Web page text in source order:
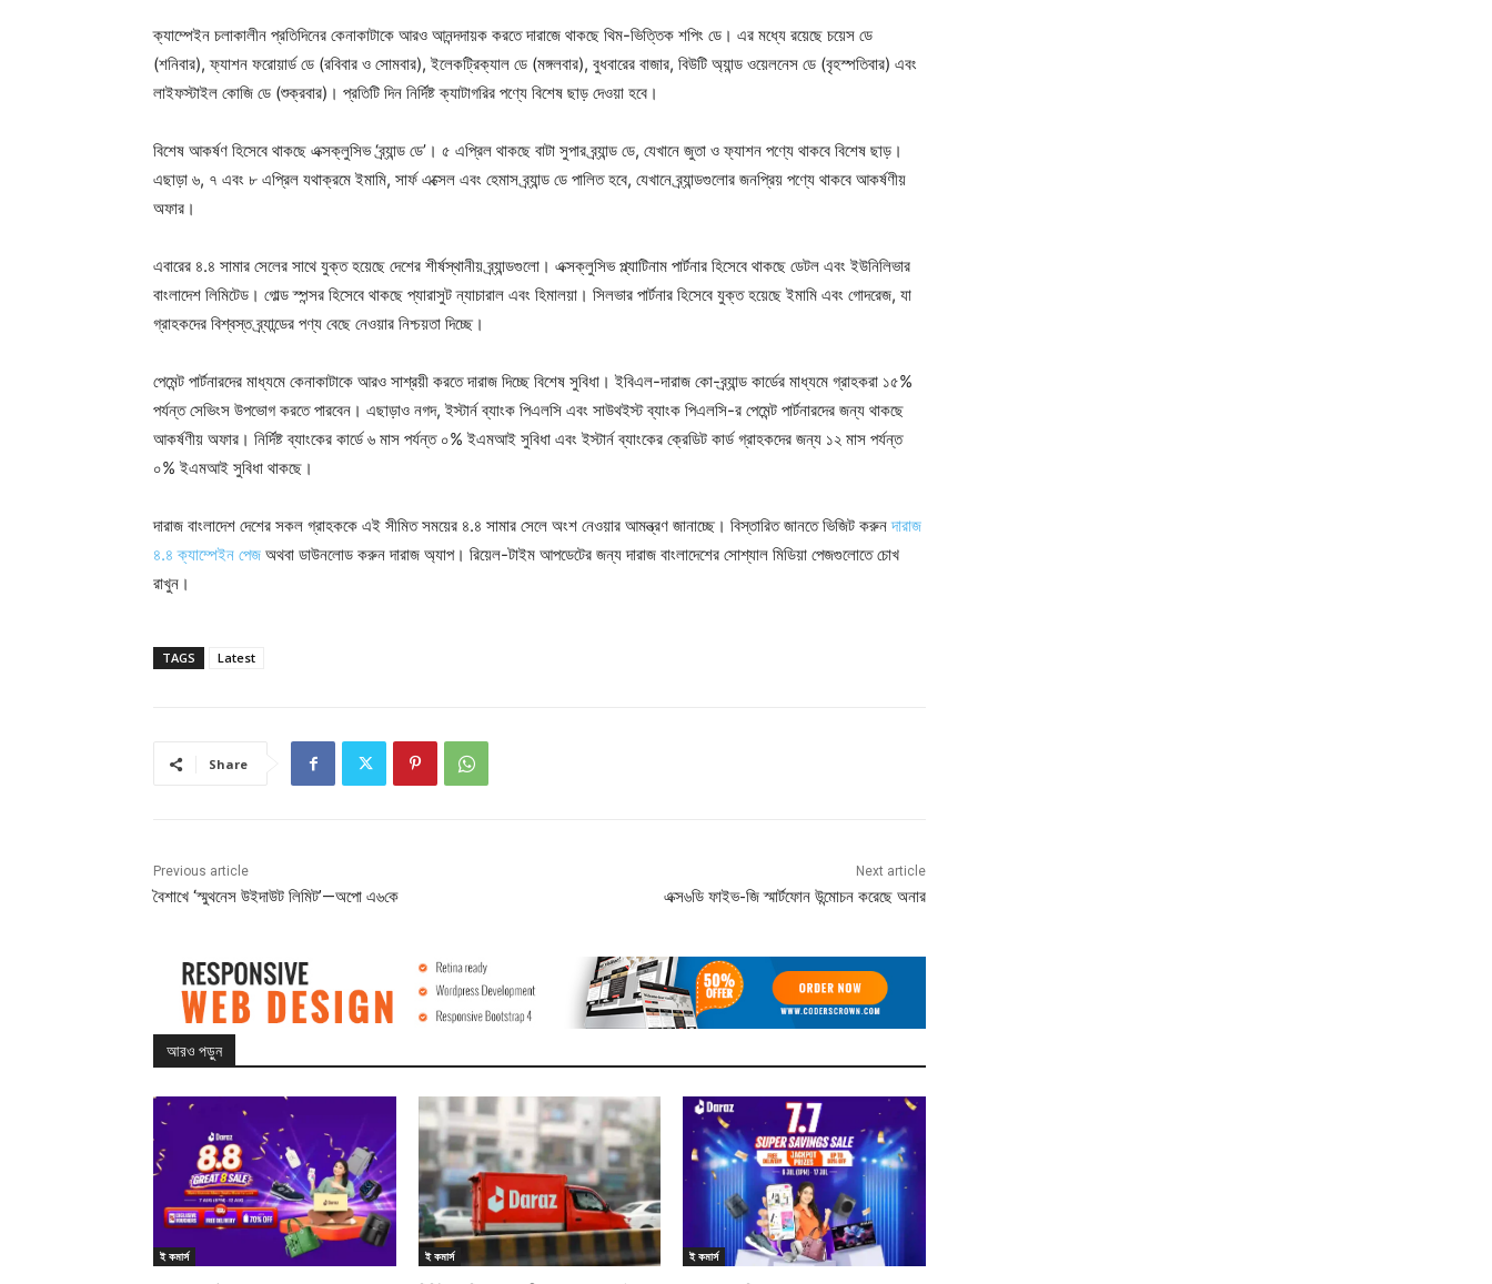
ক্যাম্পেইন চলাকালীন প্রতিদিনের কেনাকাটাকে আরও আনন্দদায়ক করতে দারাজে থাকছে থিম-ভিত্তিক শপিং ডে। এর মধ্যে রয়েছে চয়েস ডে
(শনিবার), ফ্যাশন ফরোয়ার্ড ডে (রবিবার ও সোমবার), ইলেকট্রিক্যাল ডে (মঙ্গলবার), বুধবারের বাজার, বিউটি অ্যান্ড ওয়েলনেস ডে (বৃহস্পতিবার) এবং
লাইফস্টাইল কোজি ডে (শুক্রবার)। প্রতিটি দিন নির্দিষ্ট ক্যাটাগরির পণ্যে বিশেষ ছাড় দেওয়া হবে।
বিশেষ আকর্ষণ হিসেবে থাকছে এক্সক্লুসিভ ‘ব্র্যান্ড ডে’। ৫ এপ্রিল থাকছে বাটা সুপার ব্র্যান্ড ডে, যেখানে জুতা ও ফ্যাশন পণ্যে থাকবে বিশেষ ছাড়।
এছাড়া ৬, ৭ এবং ৮ এপ্রিল যথাক্রমে ইমামি, সার্ফ এক্সেল এবং হেমাস ব্র্যান্ড ডে পালিত হবে, যেখানে ব্র্যান্ডগুলোর জনপ্রিয় পণ্যে থাকবে আকর্ষণীয়
অফার।
এবারের ৪.৪ সামার সেলের সাথে যুক্ত হয়েছে দেশের শীর্ষস্থানীয় ব্র্যান্ডগুলো। এক্সক্লুসিভ প্ল্যাটিনাম পার্টনার হিসেবে থাকছে ডেটল এবং ইউনিলিভার
বাংলাদেশ লিমিটেড। গোল্ড স্পন্সর হিসেবে থাকছে প্যারাসুট ন্যাচারাল এবং হিমালয়া। সিলভার পার্টনার হিসেবে যুক্ত হয়েছে ইমামি এবং গোদরেজ, যা
গ্রাহকদের বিশ্বস্ত ব্র্যান্ডের পণ্য বেছে নেওয়ার নিশ্চয়তা দিচ্ছে।
পেমেন্ট পার্টনারদের মাধ্যমে কেনাকাটাকে আরও সাশ্রয়ী করতে দারাজ দিচ্ছে বিশেষ সুবিধা। ইবিএল-দারাজ কো-ব্র্যান্ড কার্ডের মাধ্যমে গ্রাহকরা ১৫%
পর্যন্ত সেভিংস উপভোগ করতে পারবেন। এছাড়াও নগদ, ইস্টার্ন ব্যাংক পিএলসি এবং সাউথইস্ট ব্যাংক পিএলসি-র পেমেন্ট পার্টনারদের জন্য থাকছে
আকর্ষণীয় অফার। নির্দিষ্ট ব্যাংকের কার্ডে ৬ মাস পর্যন্ত ০% ইএমআই সুবিধা এবং ইস্টার্ন ব্যাংকের ক্রেডিট কার্ড গ্রাহকদের জন্য ১২ মাস পর্যন্ত
০% ইএমআই সুবিধা থাকছে।
দারাজ বাংলাদেশ দেশের সকল গ্রাহককে এই সীমিত সময়ের ৪.৪ সামার সেলে অংশ নেওয়ার আমন্ত্রণ জানাচ্ছে। বিস্তারিত জানতে ভিজিট করুনদারাজ
৪.৪ ক্যাম্পেইন পেজ অথবা ডাউনলোড করুন দারাজ অ্যাপ। রিয়েল-টাইম আপডেটের জন্য দারাজ বাংলাদেশের সোশ্যাল মিডিয়া পেজগুলোতে চোখ
রাখুন।
TAGS Latest
Share
Previous article
বৈশাখে ‘স্মুথনেস উইদাউট লিমিট’—অপো এ৬কে
Next article
এক্স৬ডি ফাইভ-জি স্মার্টফোন উন্মোচন করেছে অনার
আরও পড়ুন
ই কমার্স ই কমার্স ই কমার্স